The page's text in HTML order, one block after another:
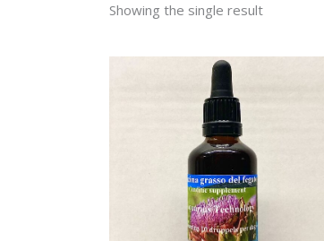
Showing the single result
ADD TO CART